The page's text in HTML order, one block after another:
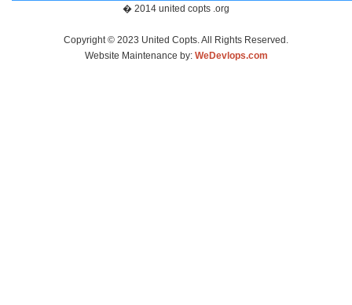
� 2014 united copts .org
Copyright © 2023 United Copts. All Rights Reserved.
Website Maintenance by: WeDevlops.com